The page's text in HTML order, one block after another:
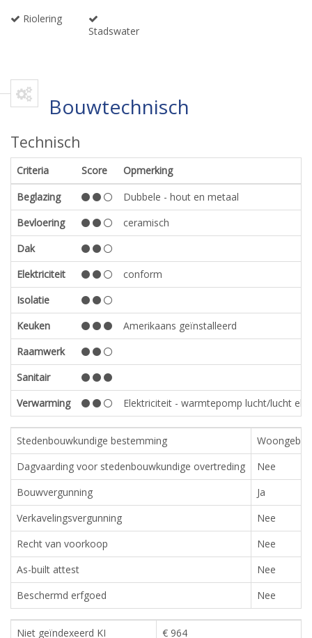
Riolering
Stadswater
Bouwtechnisch
Technisch
Criteria Score
Opmerking
Beglazing
Dubbele - hout en metaal
Bevloering
ceramisch
Dak
Elektriciteit
conform
Isolatie
Keuken
Amerikaans geïnstalleerd
Raamwerk
Sanitair
Verwarming
Elektriciteit - warmtepomp lucht/lucht
Stedenbouwkundige bestemming
Dagvaarding voor stedenbouwkundige overtreding
Nee
Bouwvergunning
Ja
Verkavelingsvergunning
Nee
Recht van voorkoop
Nee
As-built attest
Nee
Beschermd erfgoed
Nee
Niet geïndexeerd KI € 964